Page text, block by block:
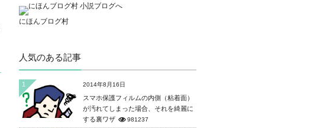
にほんブログ村
人気のある記事
1 2014年8月16日
スマホ保護フィルムの内側（粘着面）
が汚れてしまった場合、それを綺麗に
する裏ワザ
981237